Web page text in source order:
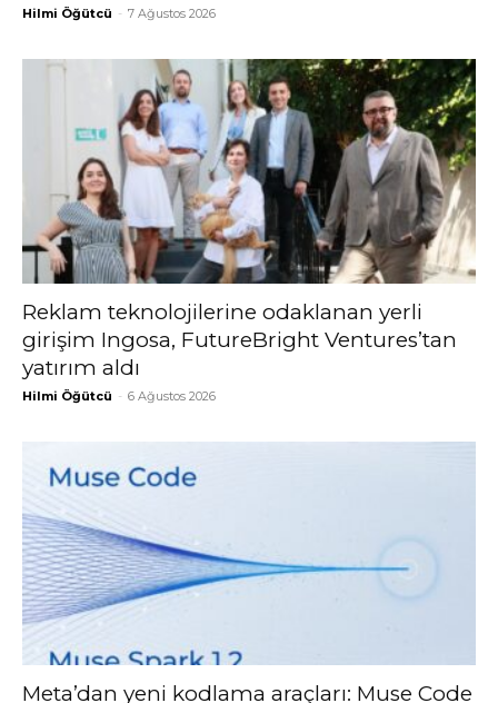
Hilmi Öğütcü - 7 Ağustos 2026
Reklam teknolojilerine odaklanan yerli
girişim Ingosa, FutureBright Ventures’tan
yatırım aldı
Hilmi Öğütcü - 6 Ağustos 2026
Meta’dan yeni kodlama araçları: Muse Code